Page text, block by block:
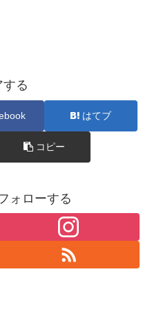
する
はてブ
コピー
ォローする